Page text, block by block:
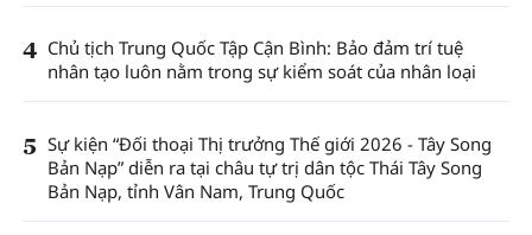
4 Chủ tịch Trung Quốc Tập Cận Bình: Bảo đảm trí tuệ
nhân tạo luôn nằm trong sự kiểm soát của nhân loại
5 Sự kiện “Đối thoại Thị trưởng Thế giới 2026 - Tây Song
Bản Nạp” diễn ra tại châu tự trị dân tộc Thái Tây Song
Bản Nạp, tỉnh Vân Nam, Trung Quốc